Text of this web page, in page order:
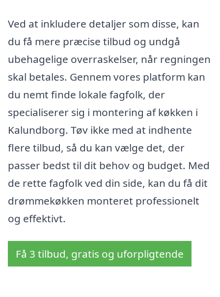
Ved at inkludere detaljer som disse, kan
du få mere præcise tilbud og undgå
ubehagelige overraskelser, når regningen
skal betales. Gennem vores platform kan
du nemt finde lokale fagfolk, der
specialiserer sig i montering af køkken i
Kalundborg. Tøv ikke med at indhente
flere tilbud, så du kan vælge det, der
passer bedst til dit behov og budget. Med
de rette fagfolk ved din side, kan du få dit
drømmekøkken monteret professionelt
og effektivt.
Få 3 tilbud, gratis og uforpligtende